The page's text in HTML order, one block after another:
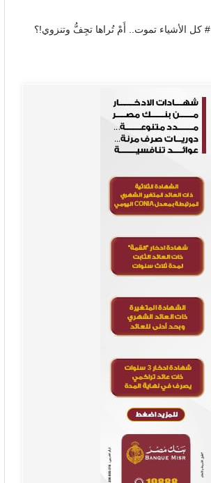
# كل الأشياء تموت.. أَمْ تُراها تجِفُّ وتنزوي!؟